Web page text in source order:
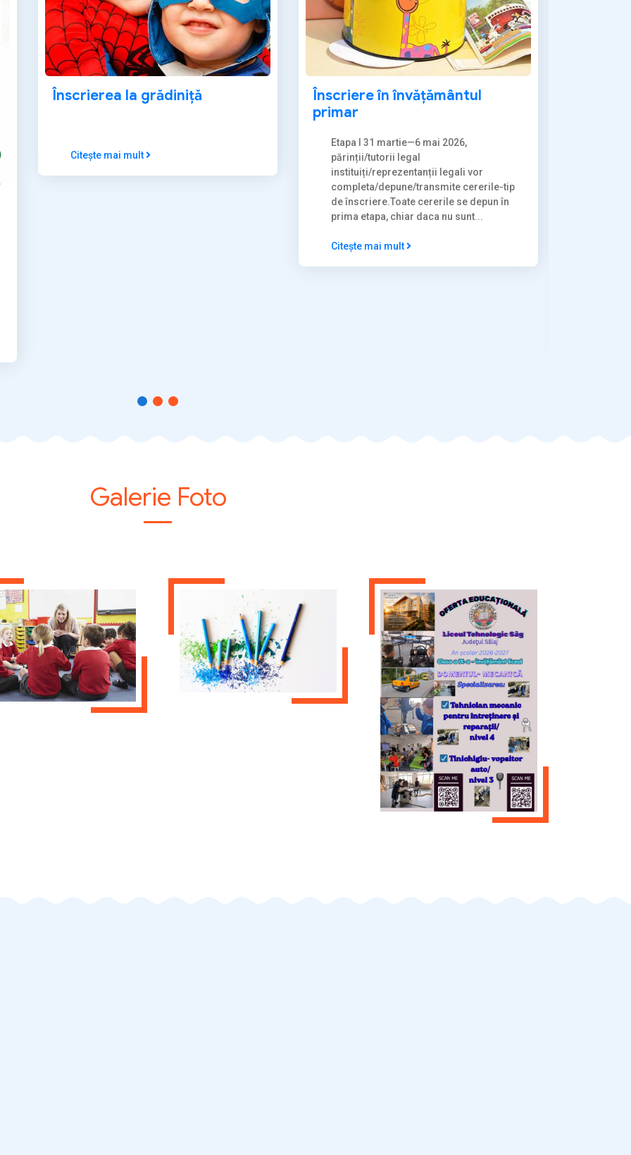
Înscrierea la grădiniță
Citește mai mult
Înscriere în învățământul
primar
Etapa I 31 martie—6 mai 2026,
părinții/tutorii legal
instituiți/reprezentanții legali vor
completa/depune/transmite cererile-tip
de înscriere.Toate cererile se depun în
prima etapa, chiar daca nu sunt...
Citește mai mult
Galerie Foto